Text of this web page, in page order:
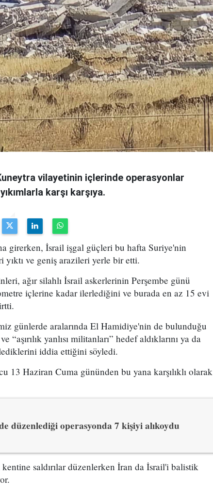
vilayetinin içlerinde operasyonlar
karşı karşıya.
girerken, İsrail işgal güçleri bu hafta Suriye'nin
ve geniş arazileri yerle bir etti.
ağır silahlı İsrail askerlerinin Perşembe günü
içlerine kadar ilerlediğini ve burada en az 15 evi
günlerde aralarında El Hamidiye'nin de bulunduğu
“aşırılık yanlısı militanları” hedef aldıklarını ya da
iddia ettiğini söyledi.
13 Haziran Cuma gününden bu yana karşılıklı olarak
düzenlediği operasyonda 7 kişiyi alıkoydu
saldırılar düzenlerken İran da İsrail'i balistik